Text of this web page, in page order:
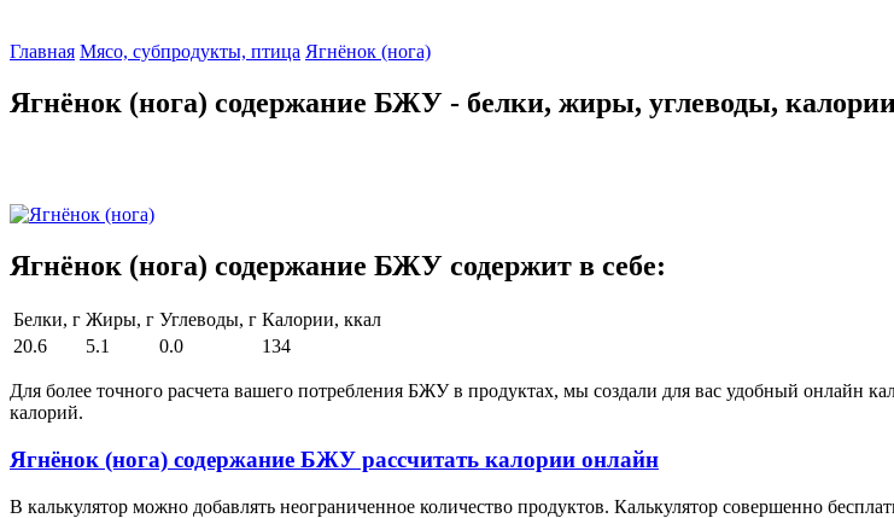
Главная Мясо, субпродукты, птица Ягнёнок (нога)
Ягнёнок (нога) содержание БЖУ - белки, жиры, углеводы,
Ягнёнок (нога) содержание БЖУ содержит в себе:
Белки, г Жиры, г Углеводы, г Калории, ккал
20.6
5.1 0.0 134
Для более точного расчета вашего потребления БЖУ в продуктах, мы создали для вас удобный
калорий.
Ягнёнок (нога) содержание БЖУ рассчитать калории онлайн
В калькулятор можно добавлять неограниченное количество продуктов. Калькулятор совершенно